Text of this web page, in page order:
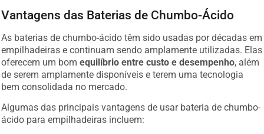
Vantagens das Baterias de Chumbo-Ácido
As baterias de chumbo-ácido têm sido usadas por décadas em
empilhadeiras e continuam sendo amplamente utilizadas. Elas
oferecem um bomequilíbrio entre custo e desempenho, além
de serem amplamente disponíveis e terem uma tecnologia
bem consolidada no mercado.
Algumas das principais vantagens de usar bateria de chumbo-
ácido para empilhadeiras incluem: